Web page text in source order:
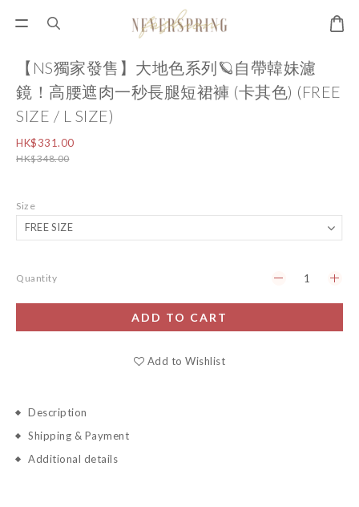
【NS獨家發售】大地色系列🪐自帶韓妹濾
鏡！高腰遮肉一秒長腿短裙褲 (卡其色) (FREE
SIZE / L SIZE)
HK$331.00
HK$348.00
Size
Quantity
ADD TO CART
Add to Wishlist
Description
Shipping & Payment
Additional details